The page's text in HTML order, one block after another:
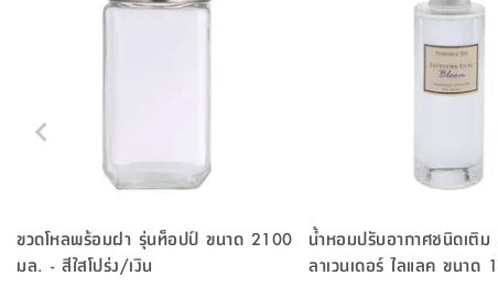
ขวดโหลพร้อมฝา รุ่นท็อปป์ ขนาด 2100
มล. - สีใสโปร่ง/เงิน
น้ำหอมปรับอากาศชนิดเติม
ลาเวนเดอร์ ไลแลค ขนา